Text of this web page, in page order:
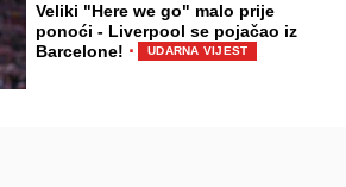
Veliki "Here we go" malo prije
ponoći - Liverpool se pojačao iz
Barcelone! · UDARNA VIJEST